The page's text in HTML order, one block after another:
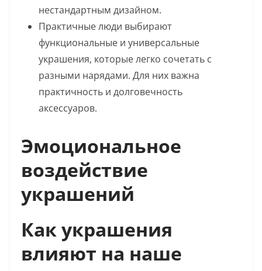
нестандартным дизайном.
Практичные люди выбирают
функциональные и универсальные
украшения, которые легко сочетать с
разными нарядами. Для них важна
практичность и долговечность
аксессуаров.
Эмоциональное
воздействие
украшений
Как украшения
влияют на наше